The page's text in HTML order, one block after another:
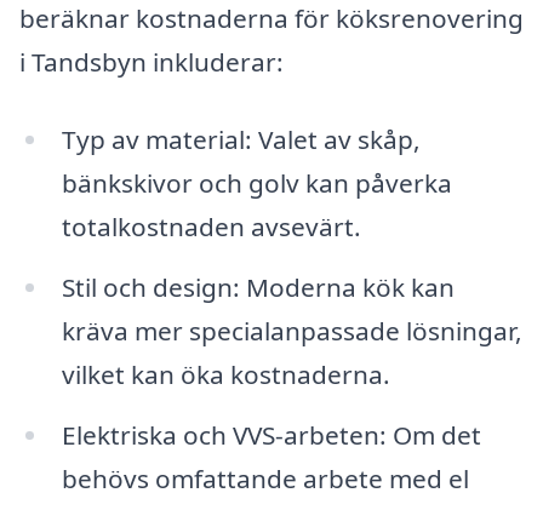
beräknar kostnaderna för köksrenovering
i Tandsbyn inkluderar:
Typ av material: Valet av skåp,
bänkskivor och golv kan påverka
totalkostnaden avsevärt.
Stil och design: Moderna kök kan
kräva mer specialanpassade lösningar,
vilket kan öka kostnaderna.
Elektriska och VVS-arbeten: Om det
behövs omfattande arbete med el